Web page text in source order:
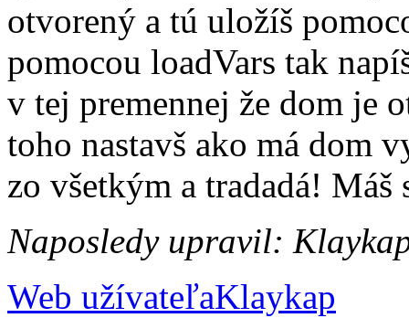
otvorený a tú uložíš
pomocou loadVars tak
v tej premennej že dom je
toho nastavš ako má dom
zo všetkým a tradadá! Máš
Naposledy upravil:
Web užívateľaKlaykap